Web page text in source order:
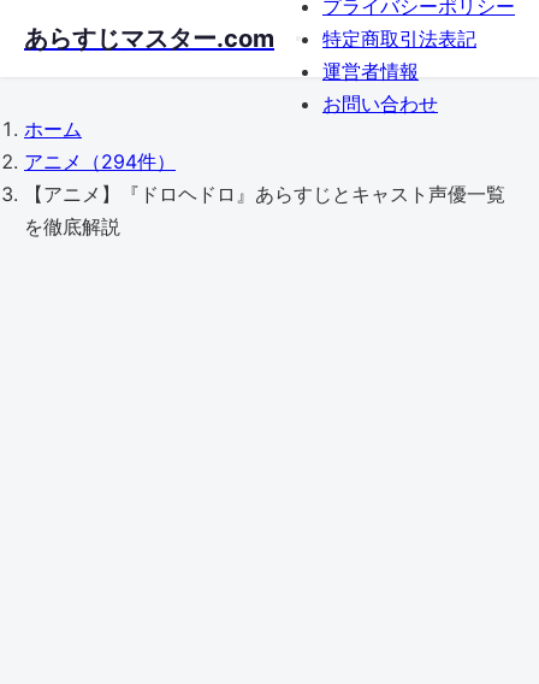
あらすじマスター.com
プライバシーポリシー
特定商取引法表記
運営者情報
お問い合わせ
ホーム
アニメ
（294件）
【アニメ】『ドロヘドロ』あらすじとキャスト声優一覧
を徹底解説